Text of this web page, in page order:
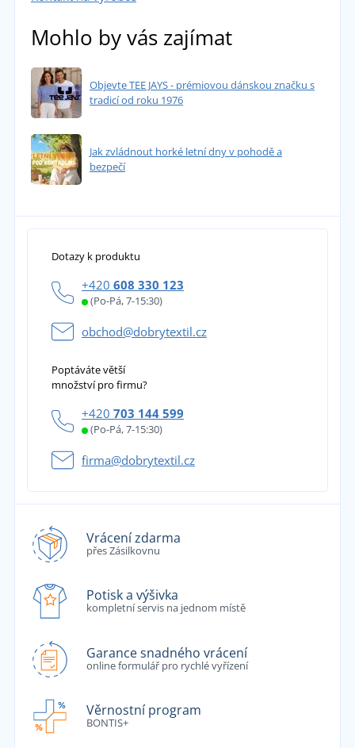
Mohlo by vás zajímat
Objevte TEE JAYS - prémiovou dánskou značku s
tradicí od roku 1976
Jak zvládnout horké letní dny v pohodě a
bezpečí
Dotazy k produktu
+420 608 330 123
(Po-Pá, 7-15:30)
obchod@dobrytextil.cz
Poptáváte větší
množství pro firmu?
+420 703 144 599
(Po-Pá, 7-15:30)
firma@dobrytextil.cz
Vrácení zdarma
přes Zásilkovnu
Potisk a výšivka
kompletní servis na jednom místě
Garance snadného vrácení
online formulář pro rychlé vyřízení
Věrnostní program
BONTIS+